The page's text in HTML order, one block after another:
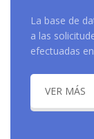
La base de
a las
VER MÁS